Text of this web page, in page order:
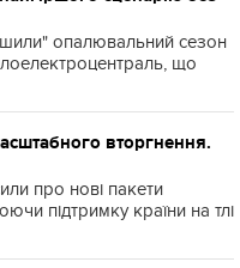
опалювальний сезон
що
вторгнення.
про нові пакети
підтримку країни на тлі